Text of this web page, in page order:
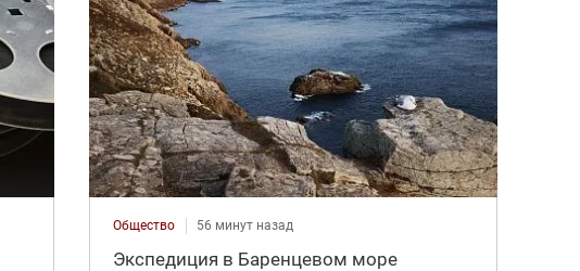
Общество 56 минут назад
Экспедиция в Баренцевом море